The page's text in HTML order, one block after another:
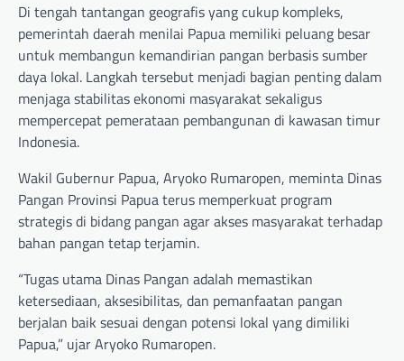
Di tengah tantangan geografis yang cukup kompleks,
pemerintah daerah menilai Papua memiliki peluang besar
untuk membangun kemandirian pangan berbasis sumber
daya lokal. Langkah tersebut menjadi bagian penting dalam
menjaga stabilitas ekonomi masyarakat sekaligus
mempercepat pemerataan pembangunan di kawasan timur
Indonesia.
Wakil Gubernur Papua, Aryoko Rumaropen, meminta Dinas
Pangan Provinsi Papua terus memperkuat program
strategis di bidang pangan agar akses masyarakat terhadap
bahan pangan tetap terjamin.
“Tugas utama Dinas Pangan adalah memastikan
ketersediaan, aksesibilitas, dan pemanfaatan pangan
berjalan baik sesuai dengan potensi lokal yang dimiliki
Papua,” ujar Aryoko Rumaropen.